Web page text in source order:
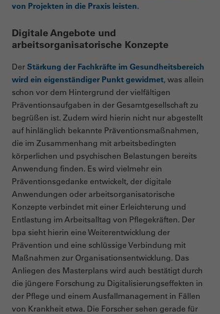
von Projekten in die Praxis leisten.
Digitale Angebote und
arbeitsorganisatorische Konzepte
Der Stärkung der Fachkräfte im Gesundheitsbereich
wird ein eigenständiger Punkt gewidmet, was allein
schon vor dem Hintergrund der vielfältigen
Präventionsaufgaben in der Gesamtgesellschaft zu
begrüßen ist. Zudem wird hierin nicht nur abgestellt
auf hinlänglich bekannte Präventionsmaßnahmen,
die im Zusammenhang mit arbeitsbedingten
körperlichen und psychischen Belastungen bereits
Anwendung finden. Es wird vielmehr ein
Präventionsgedanke entwickelt, der digitale
Anwendungen oder arbeitsorganisatorische
Konzepte verbindet mit einer Erleichterung und
Entlastung im Arbeitsalltag von Pflegekräften. Der
bpa sieht hierin eine Weiterentwicklung der
Prävention und eine schlüssige Verbindung mit
Maßnahmen zur Organisationsentwicklung. Das
Anliegen des Masterplans wird auch bestätigt durch
die jüngere Forschung zu Digitalisierungseffekten in
der Pflege und einem Ausfallmanagement in Fällen
von Krankheit etwa. Die Forscher sehen gerade für